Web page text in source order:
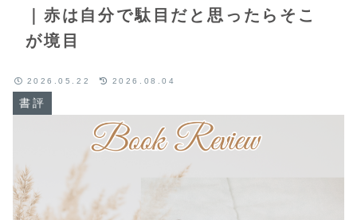
｜赤は自分で駄目だと思ったらそこ
が境目
書評
2026.05.22 2026.08.04